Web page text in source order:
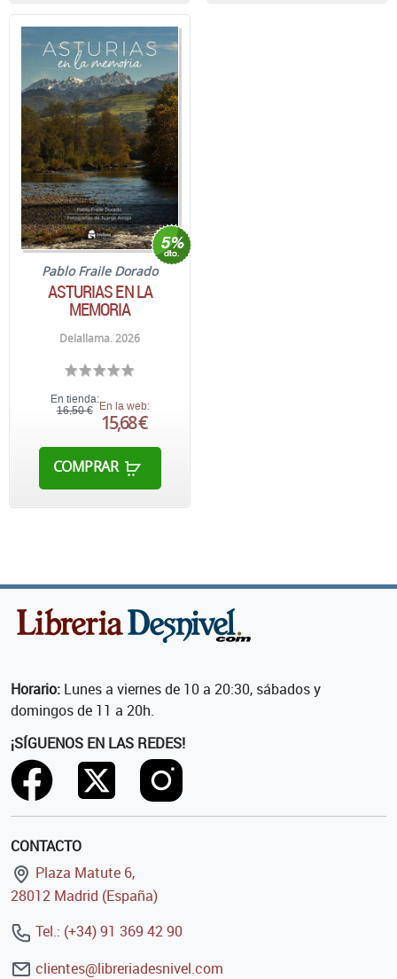
Pablo Fraile Dorado
ASTURIAS EN LA
MEMORIA
Delallama. 2026
En tienda:
16,50 € En la web:
15,68 €
COMPRAR
Horario: Lunes a viernes de 10 a 20:30, sábados y
domingos de 11 a 20h.
¡SÍGUENOS EN LAS REDES!
CONTACTO
Plaza Matute 6,
28012 Madrid (España)
Tel.: (+34) 91 369 42 90
clientes@libreriadesnivel.com